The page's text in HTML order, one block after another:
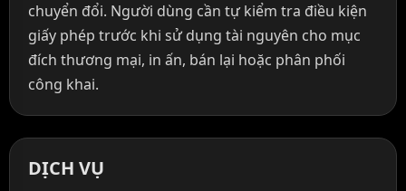
chuyển đổi. Người dùng cần tự kiểm tra điều kiện
giấy phép trước khi sử dụng tài nguyên cho mục
đích thương mại, in ấn, bán lại hoặc phân phối
công khai.
DỊCH VỤ